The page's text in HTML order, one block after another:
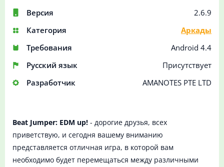
Версия
2.6.9
Категория
Аркады
Требования
Android 4.4
Русский язык
Присутствует
Разработчик
AMANOTES PTE LTD
Beat Jumper: EDM up! - дорогие друзья, всех
приветствую, и сегодня вашему вниманию
представляется отличная игра, в которой вам
необходимо будет перемещаться между различными